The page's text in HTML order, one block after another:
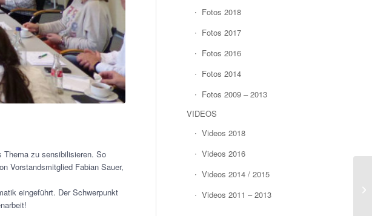
Thema zu sensibilisieren. So
Vorstandsmitglied Fabian Sauer,
eingeführt. Der Schwerpunkt
Fotos 2018
Fotos 2017
Fotos 2016
Fotos 2014
Fotos 2009 – 2013
VIDEOS
Videos 2018
Videos 2016
Videos 2014 / 2015
Videos 2011 – 2013